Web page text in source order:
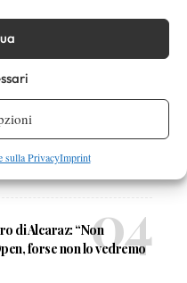
sulla PrivacyImprint
2026: forfait di
nel tabellone
2026: a che ora e
del tabellone
di Alcaraz: “Non
forse non lo vedremo